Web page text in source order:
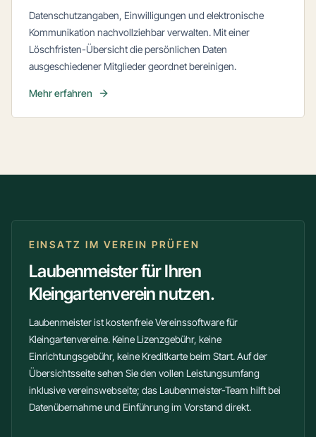
Datenschutzangaben, Einwilligungen und elektronische
Kommunikation nachvollziehbar verwalten. Mit einer
Löschfristen-Übersicht die persönlichen Daten
ausgeschiedener Mitglieder geordnet bereinigen.
Mehr erfahren
EINSATZ IM VEREIN PRÜFEN
Laubenmeister für Ihren
Kleingartenverein nutzen.
Laubenmeister ist kostenfreie Vereinssoftware für
Kleingartenvereine. Keine Lizenzgebühr, keine
Einrichtungsgebühr, keine Kreditkarte beim Start. Auf der
Übersichtsseite sehen Sie den vollen Leistungsumfang
inklusivevereinswebseite; das Laubenmeister-Team hilft bei
Datenübernahme und Einführung im Vorstand direkt.